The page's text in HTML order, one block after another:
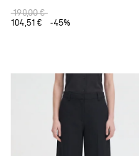
190,00 €
104,51 €
-45%